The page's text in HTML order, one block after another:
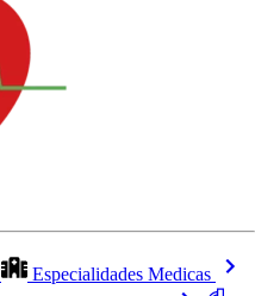
Especialidades Medicas